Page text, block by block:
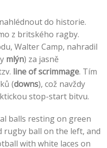
do historie.
z britského ragby.
Walter Camp, nahradil
mlýn) za jasně
line of scrimmage. Tím
(downs), což navždy
stop-start bitvu.